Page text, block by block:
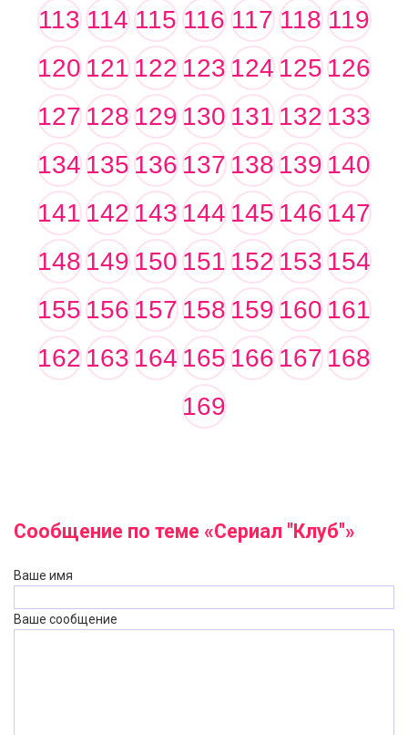
113 114 115 116 117 118 119
120121122123124125126
127128129130131132133
134135136137138139140
141142143144145146147
148149150151152153154
155156157158159160161
162163164165166167168
169
Сообщение по теме «Сериал "Клуб"»
Ваше имя
Ваше сообщение